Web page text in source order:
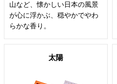
山など、懐かしい日本の風景
が心に浮かぶ、穏やかでやわ
らかな香り。
太陽